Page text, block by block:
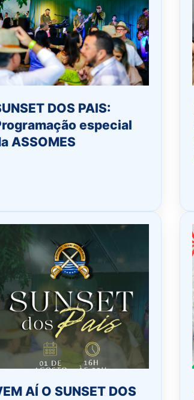
DOS PAIS:
especial
ASSOMES
AÍ O SUNSET DOS